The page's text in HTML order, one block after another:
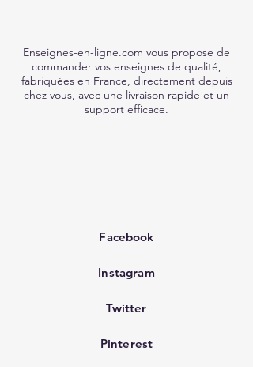
Enseignes-en-ligne.com vous propose de
commander vos enseignes de qualité,
fabriquées en France, directement depuis
chez vous, avec une livraison rapide et un
support efficace.
Facebook
Instagram
Twitter
Pinterest